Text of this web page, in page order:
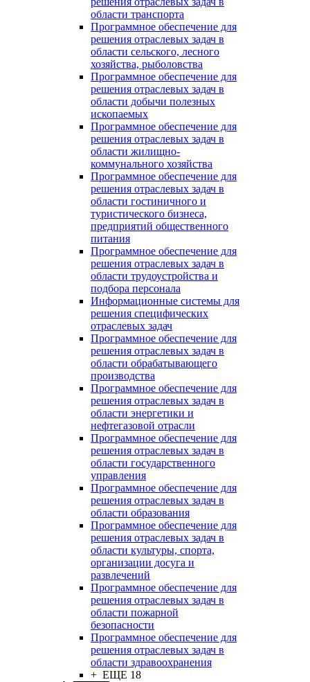
области транспорта
Программное обеспечение для
решения отраслевых задач в
области сельского, лесного
хозяйства, рыболовства
Программное обеспечение для
решения отраслевых задач в
области добычи полезных
ископаемых
Программное обеспечение для
решения отраслевых задач в
области жилищно-
коммунального хозяйства
Программное обеспечение для
решения отраслевых задач в
области гостиничного и
туристического бизнеса,
предприятий общественного
питания
Программное обеспечение для
решения отраслевых задач в
области трудоустройства и
подбора персонала
Информационные системы для
решения специфических
отраслевых задач
Программное обеспечение для
решения отраслевых задач в
области обрабатывающего
производства
Программное обеспечение для
решения отраслевых задач в
области энергетики и
нефтегазовой отрасли
Программное обеспечение для
решения отраслевых задач в
области государственного
управления
Программное обеспечение для
решения отраслевых задач в
области образования
Программное обеспечение для
решения отраслевых задач в
области культуры, спорта,
организации досуга и
развлечений
Программное обеспечение для
решения отраслевых задач в
области пожарной
безопасности
Программное обеспечение для
решения отраслевых задач в
области здравоохранения
+ ЕЩЕ 18